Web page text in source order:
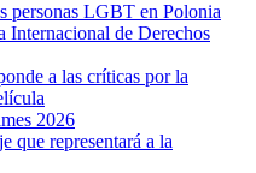
personas LGBT en Polonia
Internacional de Derechos
a las críticas por la
2026
que representará a la